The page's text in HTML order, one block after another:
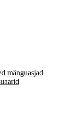
mänguasjad